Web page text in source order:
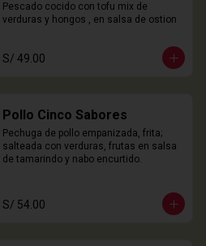
Pescado cocido con tofu mix de
verduras y hongos , en salsa de ostion
S/ 49.00
Pollo Cinco Sabores
Pechuga de pollo empanizada, frita;
salteada con verduras, frutas en salsa
de tamarindo y nabo encurtido.
S/ 54.00